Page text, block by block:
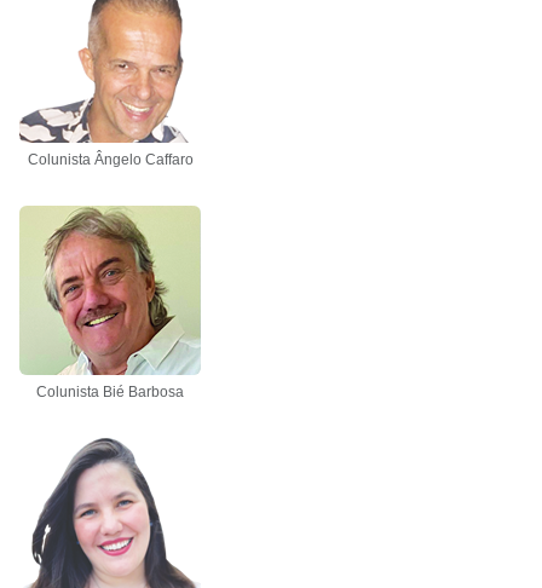
Colunista Ângelo Caffaro
Colunista Bié Barbosa